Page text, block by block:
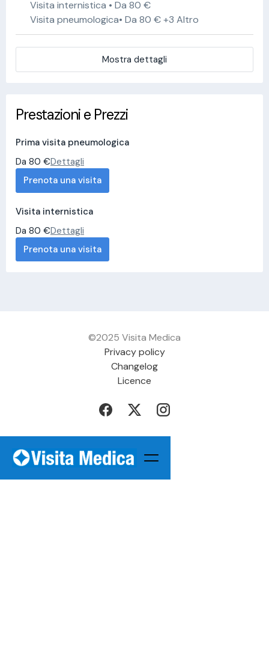
Visita internistica • Da 80 €
Visita pneumologica• Da 80 € +3 Altro
Mostra dettagli
Prestazioni e Prezzi
Prima visita pneumologica
Da 80 €Dettagli
Prenota una visita
Visita internistica
Da 80 €Dettagli
Prenota una visita
©2025 Visita Medica
Privacy policy
Changelog
Licence